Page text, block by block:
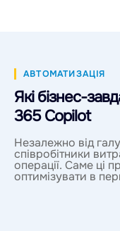
АВТОМАТИЗАЦІЯ
Які бізнес-
365 Copilot
Незалежно від
співробітники
операції. Саме ці
оптимізувати в